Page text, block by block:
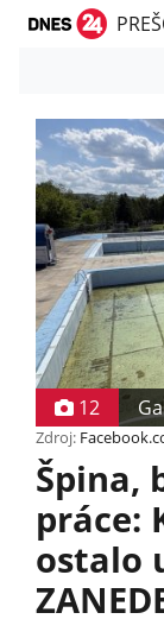
12
Zdroj:
Špina,
práce:
ostalo